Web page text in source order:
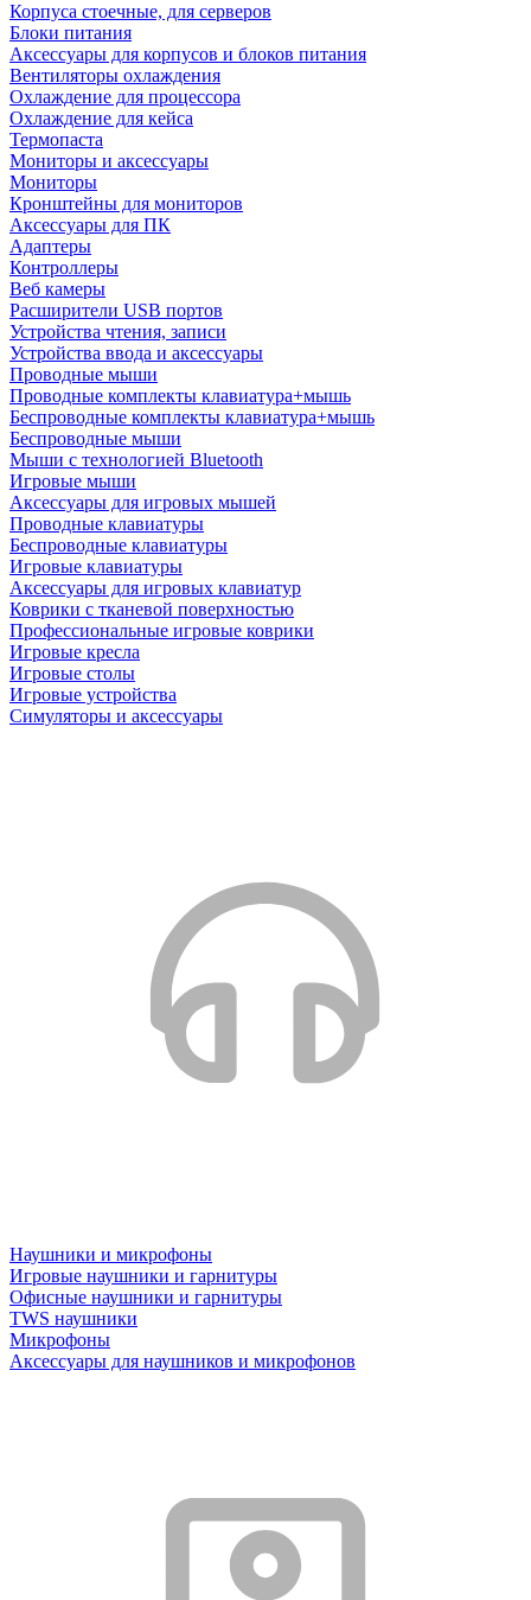
Корпуса стоечные, для серверов
Блоки питания
Аксессуары для корпусов и блоков питания
Вентиляторы охлаждения
Охлаждение для процессора
Охлаждение для кейса
Термопаста
Мониторы и аксессуары
Мониторы
Кронштейны для мониторов
Аксессуары для ПК
Адаптеры
Контроллеры
Веб камеры
Расширители USB портов
Устройства чтения, записи
Устройства ввода и аксессуары
Проводные мыши
Проводные комплекты клавиатура+мышь
Беспроводные комплекты клавиатура+мышь
Беспроводные мыши
Мыши с технологией Bluetooth
Игровые мыши
Аксессуары для игровых мышей
Проводные клавиатуры
Беспроводные клавиатуры
Игровые клавиатуры
Аксессуары для игровых клавиатур
Коврики с тканевой поверхностью
Профессиональные игровые коврики
Игровые кресла
Игровые столы
Игровые устройства
Симуляторы и аксессуары
Наушники и микрофоны
Игровые наушники и гарнитуры
Офисные наушники и гарнитуры
TWS наушники
Микрофоны
Аксессуары для наушников и микрофонов